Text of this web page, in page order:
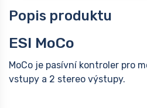
Popis produktu
ESI MoCo
MoCo je pasívní kontroler pro
vstupy a 2 stereo výstupy.